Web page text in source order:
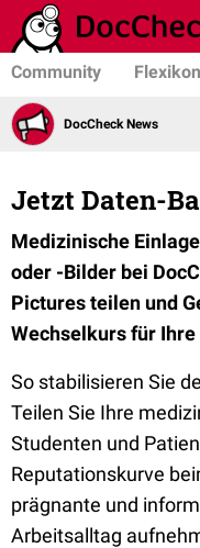
Community Flexikon
DocCheck News
Jetzt Daten-
Medizinische
oder -Bilder bei
Pictures teilen und
Wechselkurs für
So stabilisieren Sie
Teilen Sie Ihre
Studenten und
Reputationskurve
prägnante und
Arbeitsalltag